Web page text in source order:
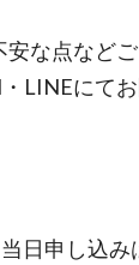
な点などご
LINEにて
申し込み